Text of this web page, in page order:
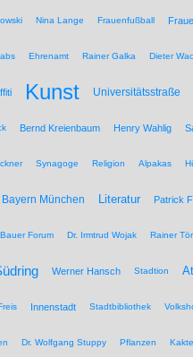
Nina Lange Frauenfußball
Ehrenamt Rainer Galka Dieter
Kunst Universitätsstraße
Bernd Kreienbaum Henry Wahlig
Synagoge Religion Alpakas
Bayern München Literatur Patrick
Forum Dr. Irmtrud Wojak Rainer
Werner Hansch Stadtion
Innenstadt Stadtbibliothek
Dr. Wolfgang Stuppy Pflanzen